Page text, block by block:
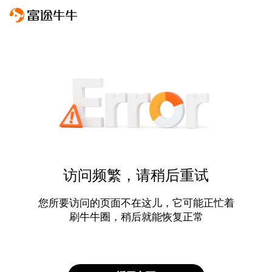
访问频繁，请稍后重试
您所要访问的页面不在这儿，它可能正忙着
刷牛牛圈，稍后就能恢复正常